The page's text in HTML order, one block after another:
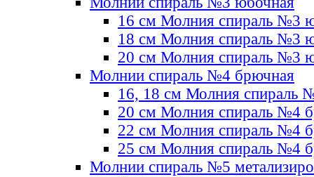
16 см Молния спираль №3
18 см Молния спираль №3
20 см Молния спираль №3
Молнии спираль №4 брючная
16, 18 см Молния спираль
20 см Молния спираль №4
22 см Молния спираль №4
25 см Молния спираль №4
Молнии спираль №5